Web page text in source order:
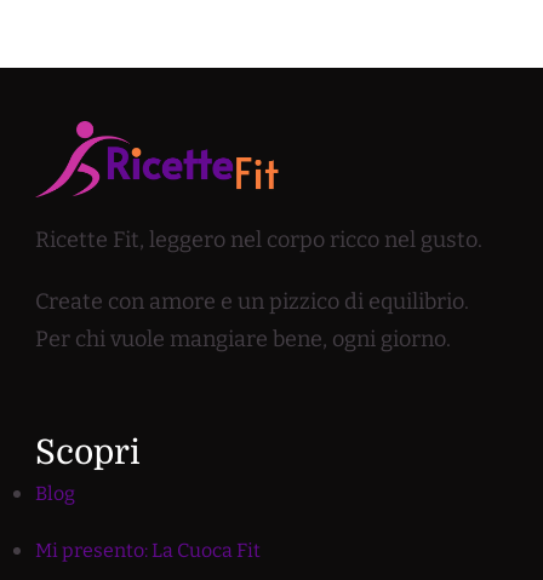
Ricette Fit, leggero nel corpo ricco nel gusto.
Create con amore e un pizzico di equilibrio.
Per chi vuole mangiare bene, ogni giorno.
Scopri
Blog
Mi presento: La Cuoca Fit